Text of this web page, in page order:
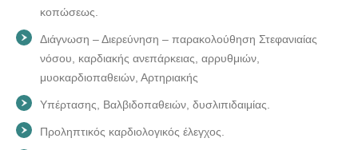
κοπώσεως.
Διάγνωση – Διερεύνηση – παρακολούθηση Στεφανιαίας
νόσου, καρδιακής ανεπάρκειας, αρρυθμιών,
μυοκαρδιοπαθειών, Αρτηριακής
Υπέρτασης, Βαλβιδοπαθειών, δυσλιπιδαιμίας.
Προληπτικός καρδιολογικός έλεγχος.